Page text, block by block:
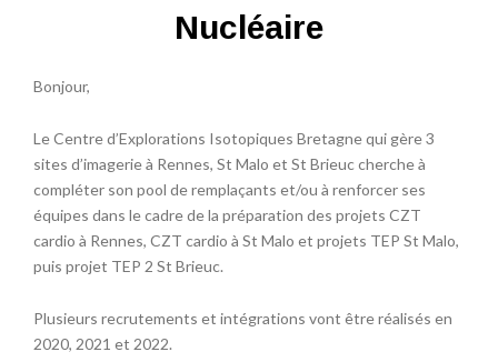
Nucléaire
Bonjour,
Le Centre d’Explorations Isotopiques Bretagne qui gère 3
sites d’imagerie à Rennes, St Malo et St Brieuc cherche à
compléter son pool de remplaçants et/ou à renforcer ses
équipes dans le cadre de la préparation des projets CZT
cardio à Rennes, CZT cardio à St Malo et projets TEP St Malo,
puis projet TEP 2 St Brieuc.
Plusieurs recrutements et intégrations vont être réalisés en
2020, 2021 et 2022.